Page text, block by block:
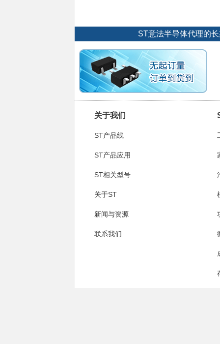
ST意法半导体代理的
关于我们
ST产品线
ST产品应用
ST相关型号
关于ST
新闻与资源
联系我们